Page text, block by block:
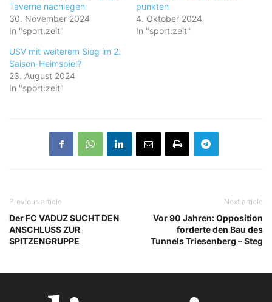
Taverne nachlegen
30. November 2024
In "sport:zeit"
punkten
4. Oktober 2024
In "sport:zeit"
USV mit weiterem Sieg im 2.
Saison-Heimspiel?
23. August 2024
In "sport:zeit"
Previous article
Der FC VADUZ SUCHT DEN
ANSCHLUSS ZUR
SPITZENGRUPPE
Next article
Vor 90 Jahren: Opposition
forderte den Bau des
Tunnels Triesenberg – Steg